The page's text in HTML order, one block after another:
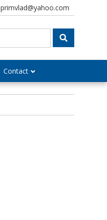
primvlad@yahoo.com
Contact